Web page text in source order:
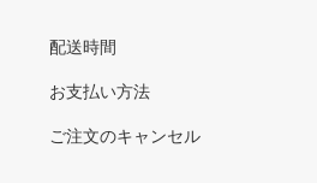
配送時間
お支払い方法
ご注文のキャンセル